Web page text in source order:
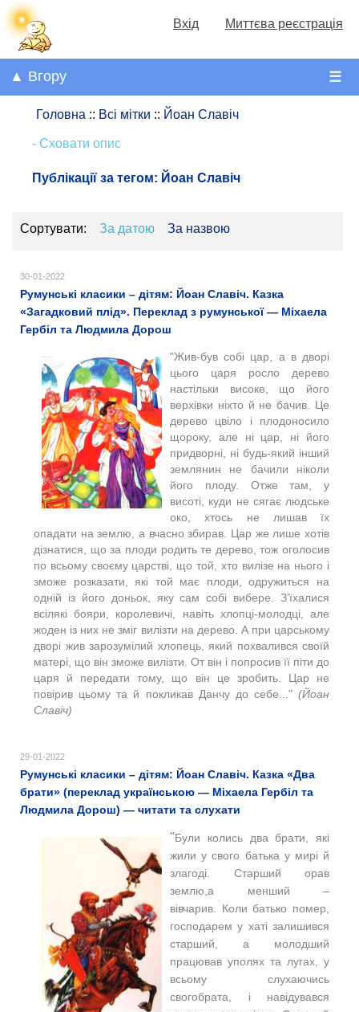
Вхід Миттєва реєстрація
☰
▲ Вгору
Головна :: Всі мітки :: Йоан Славіч
- Сховати опис
Публікації за тегом: Йоан Славіч
Сортувати: За датою За назвою
30-01-2022
Румунські класики – дітям: Йоан Славіч. Казка
«Загадковий плід». Переклад з румунської — Міхаела
Гербіл та Людмила Дорош
"Жив-був собі цар, а в дворі
цього царя росло дерево
настільки високе, що його
верхівки ніхто й не бачив. Це
дерево цвіло і плодоносило
щороку, але ні цар, ні його
придворні, ні будь-який інший
землянин не бачили ніколи
його плоду. Отже там, у
висоті, куди не сягає людське
око, хтось не лишав їх
опадати на землю, а вчасно збирав. Цар же лише хотів
дізнатися, що за плоди родить те дерево, тож оголосив
по всьому своєму царстві, що той, хто вилізе на нього і
зможе розказати, які той має плоди, одружиться на
одній із його доньок, яку сам собі вибере. З’їхалися
всілякі бояри, королевичі, навіть хлопці-молодці, але
жоден із них не зміг вилізти на дерево. А при царському
дворі жив зарозумілий хлопець, який похвалився своїй
матері, що він зможе вилізти. От він і попросив її піти до
царя й передати тому, що він це зробить. Цар не
повірив цьому та й покликав Данчу до себе..." (Йоан
Славіч)
29-01-2022
Румунські класики – дітям: Йоан Славіч. Казка «Два
брати» (переклад українською — Міхаела Гербіл та
Людмила Дорош) — читати та слухати
"Були колись два брати, які
жили у свого батька у мирі й
злагоді. Старший орав
землю,а менший –
вівчарив. Коли батько помер,
господарем у хаті залишився
старший, а молодший
працював уполях та лугах, у
всьому слухаючись
свогобрата, і навідувався